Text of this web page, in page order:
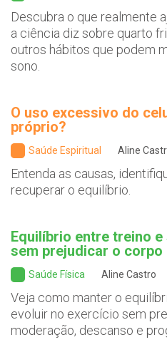
Descubra o que realmente
a ciência diz sobre quarto
outros hábitos que podem
sono.
O uso excessivo do
próprio?
Saúde Espiritual Aline
Entenda as causas,
recuperar o equilíbrio.
Equilíbrio entre treino
sem prejudicar o corpo
Saúde Física Aline Castro
Veja como manter o
evoluir no exercício sem
moderação, descanso e